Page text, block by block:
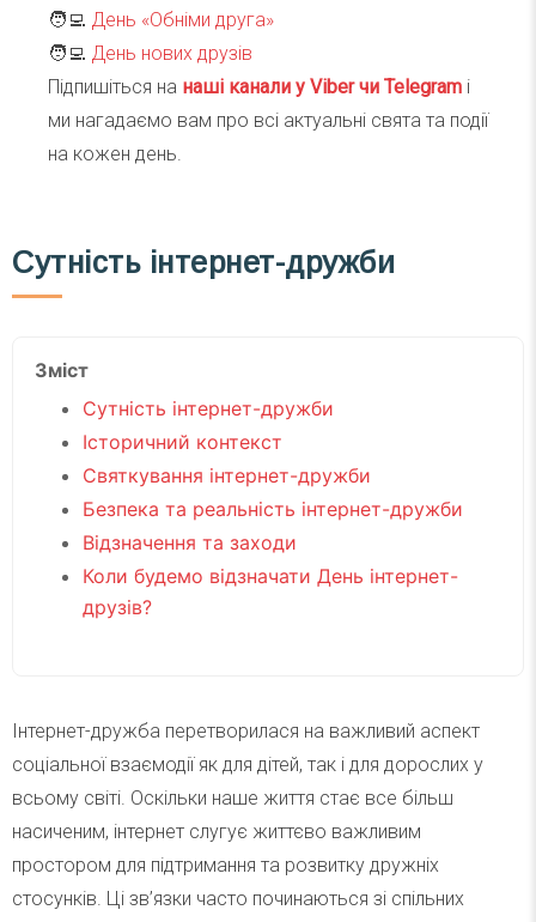
🧑‍💻 День «Обніми друга»
🧑‍💻 День нових друзів
Підпишіться на наші канали у Viber чи Telegram і
ми нагадаємо вам про всі актуальні свята та події
на кожен день.
Сутність інтернет-дружби
Зміст
Сутність інтернет-дружби
Історичний контекст
Святкування інтернет-дружби
Безпека та реальність інтернет-дружби
Відзначення та заходи
Коли будемо відзначати День інтернет-
друзів?
Інтернет-дружба перетворилася на важливий аспект
соціальної взаємодії як для дітей, так і для дорослих у
всьому світі. Оскільки наше життя стає все більш
насиченим, інтернет слугує життєво важливим
простором для підтримання та розвитку дружніх
стосунків. Ці зв’язки часто починаються зі спільних